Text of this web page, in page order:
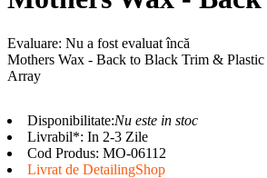
Evaluare: Nu a fost evaluat încă
Mothers Wax - Back to Black Trim & Plastic
Array
Disponibilitate:Nu este in stoc
Livrabil*: In 2-3 Zile
Cod Produs: MO-06112
Livrat de DetailingShop